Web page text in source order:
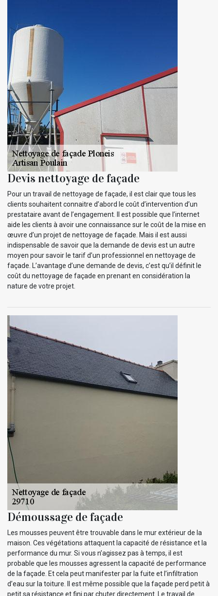
Devis nettoyage de façade
Pour un travail de nettoyage de façade, il est clair que tous les
clients souhaitent connaitre d’abord le coût d’intervention d’un
prestataire avant de l’engagement. Il est possible que l’internet
aide les clients à avoir une connaissance sur le coût de la mise en
œuvre d’un projet de nettoyage de façade. Mais il est aussi
indispensable de savoir que la demande de devis est un autre
moyen pour savoir le tarif d’un professionnel en nettoyage de
façade. L’avantage d’une demande de devis, c’est qu’il définit le
coût du nettoyage de façade en prenant en considération la
nature de votre projet.
Démoussage de façade
Les mousses peuvent être trouvable dans le mur extérieur de la
maison. Ces végétations attaquent la capacité de résistance et la
performance du mur. Si vous n’agissez pas à temps, il est
probable que les mousses agressent la capacité de performance
de la façade. Et cela peut manifester par la fuite et l’infiltration
d’eau sur la toiture. Il est même possible que la façade perd petit à
petit sa résistance et fini par chuter directement. Le travail de